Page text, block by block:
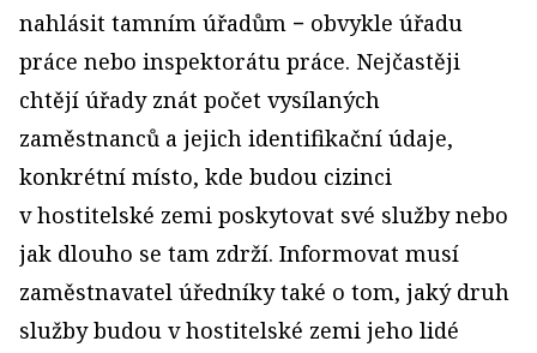
nahlásit tamním úřadům − obvykle úřadu
práce nebo inspektorátu práce. Nejčastěji
chtějí úřady znát počet vysílaných
zaměstnanců a jejich identifikační údaje,
konkrétní místo, kde budou cizinci
v hostitelské zemi poskytovat své služby nebo
jak dlouho se tam zdrží. Informovat musí
zaměstnavatel úředníky také o tom, jaký druh
služby budou v hostitelské zemi jeho lidé